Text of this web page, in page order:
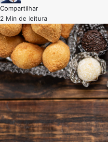
Compartilhar
2 Min de leitura